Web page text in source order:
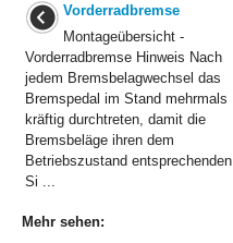
Vorderradbremse
Montageübersicht -
Vorderradbremse Hinweis Nach
jedem Bremsbelagwechsel das
Bremspedal im Stand mehrmals
kräftig durchtreten, damit die
Bremsbeläge ihren dem
Betriebszustand entsprechenden
Si ...
Mehr sehen: